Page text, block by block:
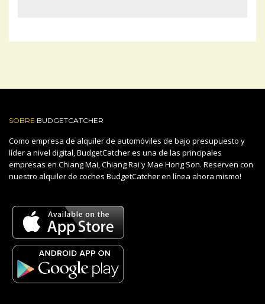
SOBRE BUDGETCATCHER
Como empresa de alquiler de automóviles de bajo presupuesto y
líder a nivel digital, BudgetCatcher es una de las principales
empresas en Chiang Mai, Chiang Rai y Mae Hong Son. Reserven con
nuestro alquiler de coches BudgetCatcher en línea ahora mismo!